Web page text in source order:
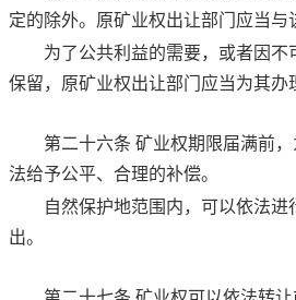
定的除外。原矿业权出让部门应当
为了公共利益的需要，或者因
保留，原矿业权出让部门应当为其
第二十六条 矿业权期限届满前
法给予公平、合理的补偿。
自然保护地范围内，可以依法
出。